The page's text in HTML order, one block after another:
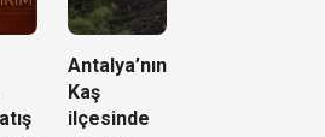
Antalya’nın
Kaş
ilçesinde